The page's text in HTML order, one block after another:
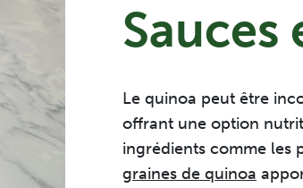
Sauces
Le quinoa peut être
offrant une option
ingrédients comme les
graines de quinoa